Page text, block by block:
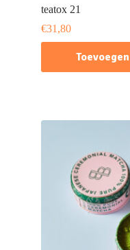
teatox 21
€31,80